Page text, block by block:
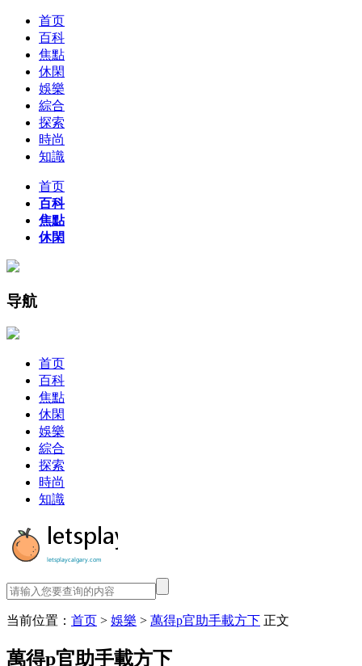
首页
百科
焦點
休閑
娛樂
綜合
探索
時尚
知識
首页
百科
焦點
休閑
导航
首页
百科
焦點
休閑
娛樂
綜合
探索
時尚
知識
当前位置： 首页 > 娛樂 > 萬得p官助手載方下 正文
萬得p官助手載方下